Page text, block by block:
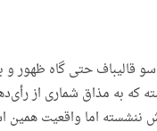
سو قالیباف حتی گاه ظهور
که به مذاق شماری از
ننشسته اما واقعیت